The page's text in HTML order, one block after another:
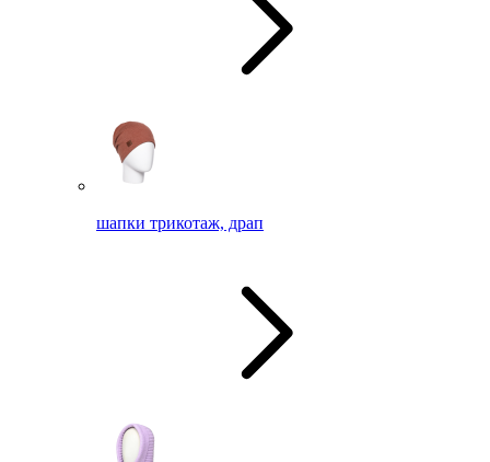
шапки трикотаж, драп